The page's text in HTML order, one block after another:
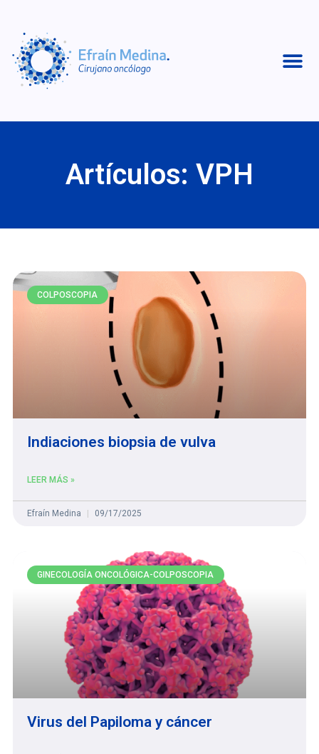
Artículos: VPH
COLPOSCOPIA
Indiaciones biopsia de vulva
LEER MÁS »
Efraín Medina 09/17/2025
GINECOLOGÍA ONCOLÓGICA-COLPOSCOPIA
Virus del Papiloma y cáncer